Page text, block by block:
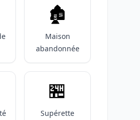
🏚️
Maison
abandonnée
🏪
Supérette